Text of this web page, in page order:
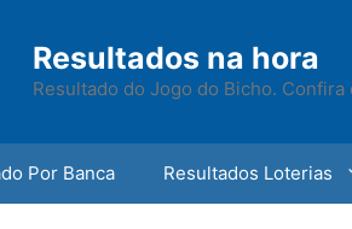
Resultados na hora
Resultado do Jogo do Bicho.
Por Banca Resultados Loterias